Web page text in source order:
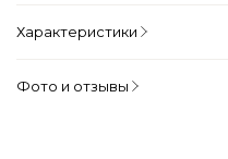
Характеристики
Фото и отзывы